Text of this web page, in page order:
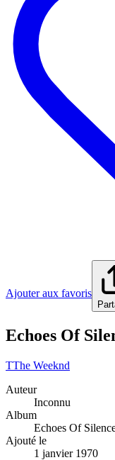
Ajouter aux favoris
Echoes Of
TThe Weeknd
Auteur
Inconnu
Album
Echoes Of
Ajouté le
1 janvier 1970